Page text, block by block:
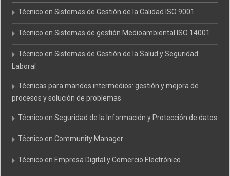
Técnico en Sistemas de Gestión de la Calidad ISO 9001
Técnico en Sistemas de gestión Medioambiental ISO 14001
Técnico en Sistemas de Gestión de la Salud y Seguridad
Laboral
Técnicas para mandos intermedios: gestión y mejora de
procesos y solución de problemas
Técnico en Seguridad de la Información y Protección de datos
Técnico en Community Manager
Técnico en Empresa Digital y Comercio Electrónico